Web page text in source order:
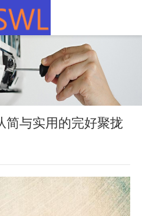
简与实用的完好聚拢